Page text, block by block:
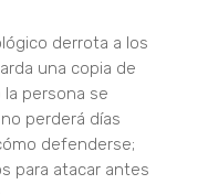
derrota a los
una copia de
persona se
perderá días
defenderse;
para atacar antes